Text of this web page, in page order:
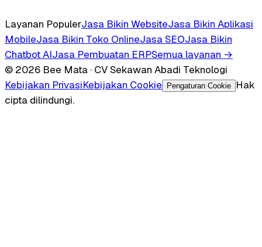
Layanan PopulerJasa Bikin WebsiteJasa Bikin Aplikasi
MobileJasa Bikin Toko OnlineJasa SEOJasa Bikin
Chatbot AIJasa Pembuatan ERPSemua layanan →
© 2026 Bee Mata · CV Sekawan Abadi Teknologi
Kebijakan PrivasiKebijakan Cookie Pengaturan Cookie
Hak
cipta dilindungi.